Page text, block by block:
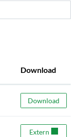
Download
Abfallmerkblatt
Download
Abmeldung /
Extern